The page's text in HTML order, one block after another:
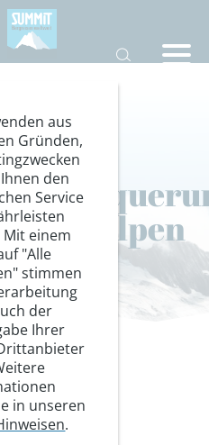
/Zillertaler Alpen
Alpen
Eis
Tagen
Alpen:
Möseler
aus
Gründen,
den
Service
Mit einem
"Alle
stimmen
der
Ihrer
in unseren
.